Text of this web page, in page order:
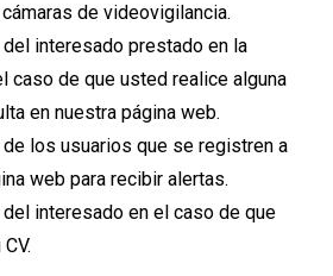
de videovigilancia.
interesado prestado en la
caso de que usted realice alguna
en nuestra página web.
los usuarios que se registren a
web para recibir alertas.
interesado en el caso de que